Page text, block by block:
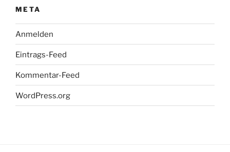
META
Anmelden
Eintrags-Feed
Kommentar-Feed
WordPress.org